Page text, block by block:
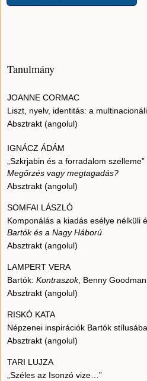
Tanulmány
JOANNE CORMAC
Liszt, nyelv, identitás: a
Absztrakt (angolul)
IGNÁCZ ÁDÁM
„Szkrjabin és a forradalom szelleme”
Megőrzés vagy megtagadás?
Absztrakt (angolul)
SOMFAI LÁSZLÓ
Komponálás a kiadás esélye nélküli
Bartók és a Nagy Háború
Absztrakt (angolul)
LAMPERT VERA
Bartók: Kontraszok, Benny
Absztrakt (angolul)
RISKÓ KATA
Népzenei inspirációk Bartók
Absztrakt (angolul)
TARI LUJZA
„Széles az Isonzó vize…”